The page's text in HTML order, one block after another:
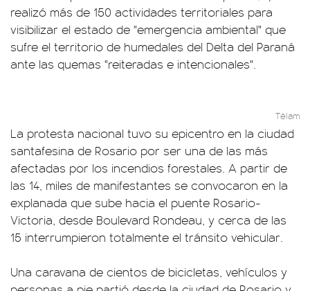
realizó más de 150 actividades territoriales para
visibilizar el estado de "emergencia ambiental" que
sufre el territorio de humedales del Delta del Paraná
ante las quemas "reiteradas e intencionales".
Télam
La protesta nacional tuvo su epicentro en la ciudad
santafesina de Rosario por ser una de las más
afectadas por los incendios forestales. A partir de
las 14, miles de manifestantes se convocaron en la
explanada que sube hacia el puente Rosario-
Victoria, desde Boulevard Rondeau, y cerca de las
15 interrumpieron totalmente el tránsito vehicular.
Una caravana de cientos de bicicletas, vehículos y